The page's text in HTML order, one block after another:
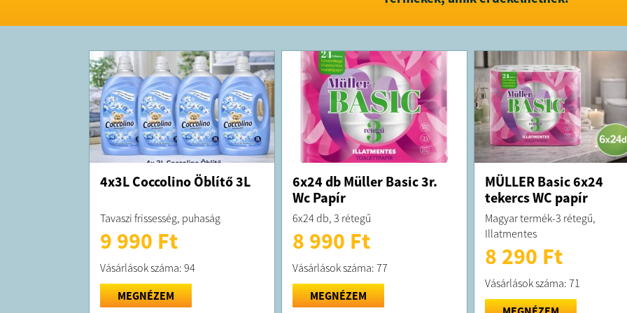
Bőrbarát
bőrhöz,
választás.
Élvezze
Ez az
biztosít,
A
mosás
Egy flakon
Bőrbarát
Tedd
Hosszan
4x3L Coccolino Öblítő 3L
Tavaszi frissesség, puhaság
9 990 Ft
Vásárlások száma: 94
MEGNÉZEM
6x24 db Müller Basic 3r.
Wc Papír
6x24 db, 3 rétegű
8 990 Ft
Vásárlások száma: 77
MEGNÉZEM
MÜLLER Basic 6x24
tekercs WC papír
Magyar termék-3 rétegű,
Illatmentes
8 290 Ft
Vásárlások száma: 71